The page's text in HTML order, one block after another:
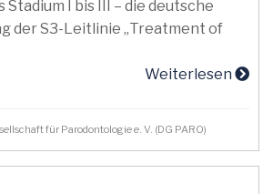
I bis III – die deutsche
der S3-Leitlinie „Treatment of
Weiterlesen
für Parodontologie e. V. (DG PARO)